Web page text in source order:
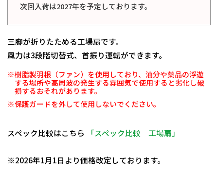
次回入荷は2027年を予定しております。
三脚が折りたためる工場扇です。
風力は3段階切替式、首振り運転ができます。
※樹脂製羽根（ファン）を使用しており、油分や薬品の浮遊
する場所や高周波の発生する雰囲気で使用すると劣化し破
損するおそれがあります。
※保護ガードを外して使用しないでください。
スペック比較はこちら
「スペック比較 工場扇」
※2026年1月1日より価格改定しております。